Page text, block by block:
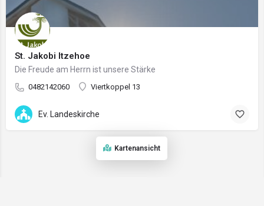
St. Jakobi Itzehoe
Die Freude am Herrn ist unsere Stärke
0482142060 Viertkoppel 13
Ev. Landeskirche
Kartenansicht